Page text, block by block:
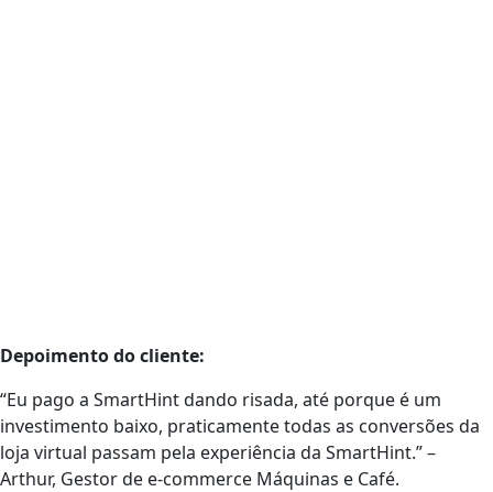
Depoimento do cliente:
“Eu pago a SmartHint dando risada, até porque é um
investimento baixo, praticamente todas as conversões da
loja virtual passam pela experiência da SmartHint.” –
Arthur, Gestor de e-commerce Máquinas e Café.